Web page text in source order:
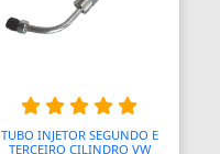
TUBO INJETOR SEGUNDO E
TERCEIRO CILINDRO VW